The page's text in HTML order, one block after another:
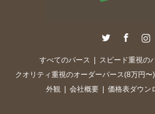
RSS
すべてのパース
スピード重視の
クオリティ重視のオーダーパース(8万円〜)
外観
会社概要 価格表ダウン